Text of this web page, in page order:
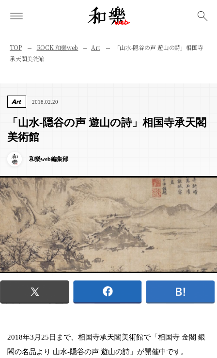
TOP ROCK 和樂web Art
「山水-隠谷の声 遊山の詩」相国寺
承天閣美術館
Art 2018.02.20
「山水-隠谷の声 遊山の詩」相国寺承天閣
美術館
和樂web編集部
2018年3月25日まで、相国寺承天閣美術館で「相国寺 金閣 銀
閣の名品より 山水-隠谷の声 遊山の詩」が開催中です。